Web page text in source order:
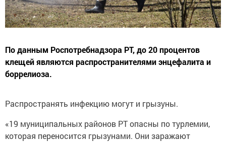
По данным Роспотребнадзора РТ, до 20 процентов
клещей являются распространителями энцефалита и
боррелиоза.
Распространять инфекцию могут и грызуны.
«19 муниципальных районов РТ опасны по турлемии,
которая переносится грызунами. Они заражают